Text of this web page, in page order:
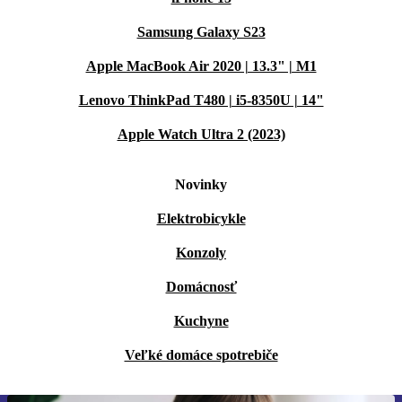
Samsung Galaxy S23
Apple MacBook Air 2020 | 13.3" | M1
Lenovo ThinkPad T480 | i5-8350U | 14"
Apple Watch Ultra 2 (2023)
Novinky
Elektrobicykle
Konzoly
Domácnosť
Kuchyne
Veľké domáce spotrebiče